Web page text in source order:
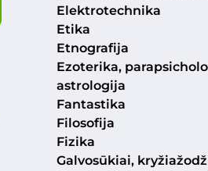
Elektrotechnika
Etika
Etnografija
Ezoterika,
astrologija
Fantastika
Filosofija
Fizika
Galvosūkiai,